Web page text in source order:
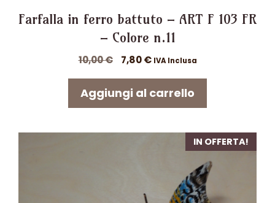
Farfalla in ferro battuto – ART F 103 FR
– Colore n.11
10,00€
Il
originale
era:
7,80€Il
attuale
IVA Inclusa
Aggiungi al carrello
IN OFFERTA!